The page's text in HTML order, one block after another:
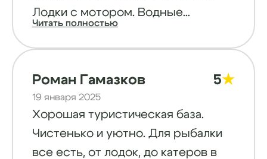
Лодки с мотором. Водные
приятные люди. Рядом магазин. 20
отличный отдых. Рекомендую.
Читать полностью
Роман Гамазков
19 января 2025
5★
Хорошая туристическая база.
Чистенько и уютно. Для рыбалки
все есть, от лодок, до катеров в